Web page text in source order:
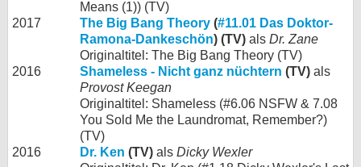
Means (1)) (TV)
2017
The Big Bang Theory (#11.01 Das Doktor-
Ramona-Dankeschön) (TV) als Dr. Zane
Originaltitel: The Big Bang Theory (TV)
2016
Shameless - Nicht ganz nüchtern (TV) als
Provost Keegan
Originaltitel: Shameless (#6.06 NSFW & 7.08
You Sold Me the Laundromat, Remember?)
(TV)
2016
Dr. Ken (TV) als Dicky Wexler